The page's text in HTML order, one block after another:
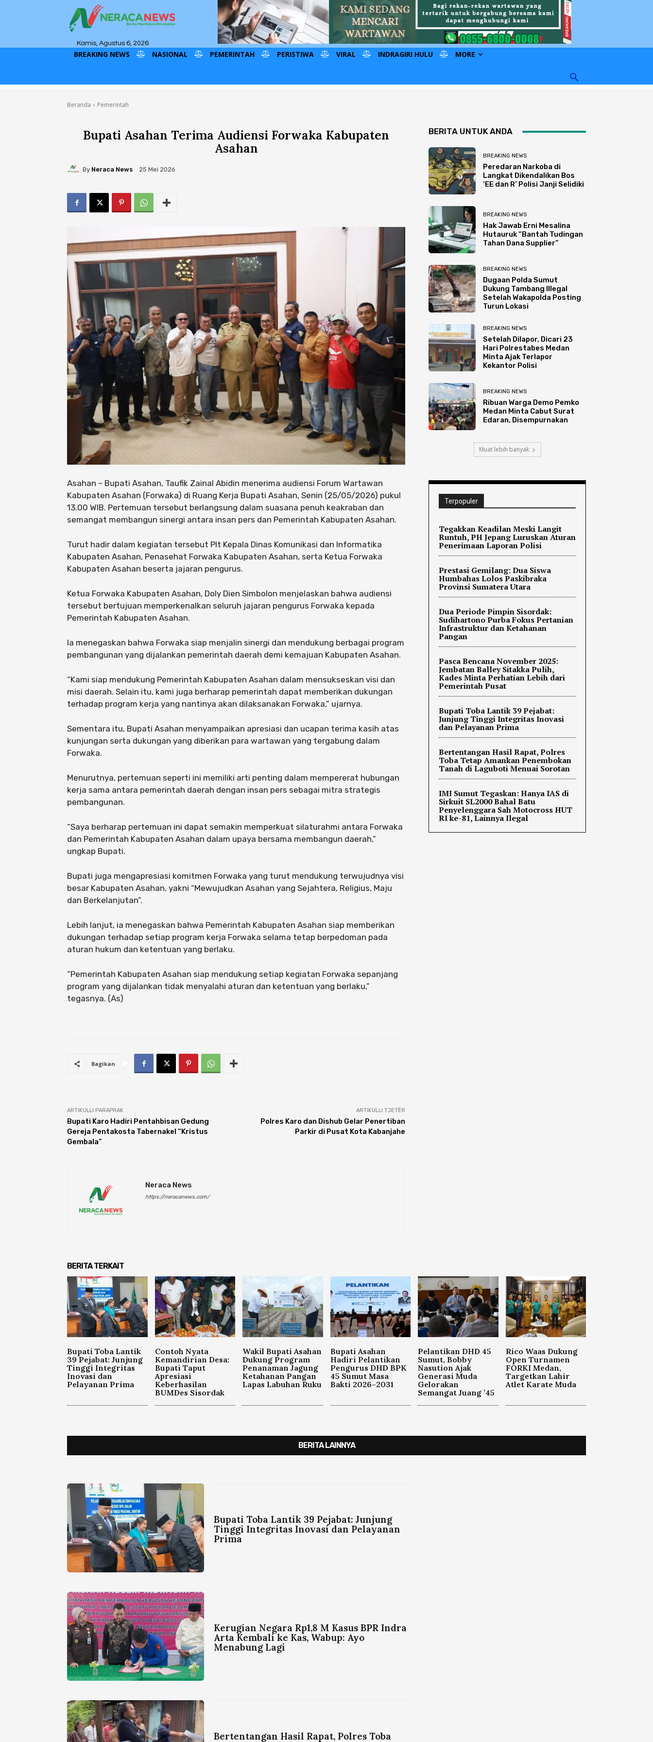
Kamis, Agustus 6, 2026
BREAKING NEWS NASIONAL PEMERINTAH PERISTIWA VIRAL INDRAGIRI HULU MORE
Beranda Pemerintah
Bupati Asahan Terima Audiensi Forwaka Kabupaten
Asahan
By Neraca News 25 Mei 2026
Asahan – Bupati Asahan, Taufik Zainal Abidin menerima audiensi Forum Wartawan
Kabupaten Asahan (Forwaka) di Ruang Kerja Bupati Asahan, Senin (25/05/2026) pukul
13.00 WIB. Pertemuan tersebut berlangsung dalam suasana penuh keakraban dan
semangat membangun sinergi antara insan pers dan Pemerintah Kabupaten Asahan.
Turut hadir dalam kegiatan tersebut Plt Kepala Dinas Komunikasi dan Informatika
Kabupaten Asahan, Penasehat Forwaka Kabupaten Asahan, serta Ketua Forwaka
Kabupaten Asahan beserta jajaran pengurus.
Ketua Forwaka Kabupaten Asahan, Doly Dien Simbolon menjelaskan bahwa audiensi
tersebut bertujuan memperkenalkan seluruh jajaran pengurus Forwaka kepada
Pemerintah Kabupaten Asahan.
Ia menegaskan bahwa Forwaka siap menjalin sinergi dan mendukung berbagai program
pembangunan yang dijalankan pemerintah daerah demi kemajuan Kabupaten Asahan.
“Kami siap mendukung Pemerintah Kabupaten Asahan dalam mensukseskan visi dan
misi daerah. Selain itu, kami juga berharap pemerintah dapat memberikan dukungan
terhadap program kerja yang nantinya akan dilaksanakan Forwaka,” ujarnya.
Sementara itu, Bupati Asahan menyampaikan apresiasi dan ucapan terima kasih atas
kunjungan serta dukungan yang diberikan para wartawan yang tergabung dalam
Forwaka.
Menurutnya, pertemuan seperti ini memiliki arti penting dalam mempererat hubungan
kerja sama antara pemerintah daerah dengan insan pers sebagai mitra strategis
pembangunan.
“Saya berharap pertemuan ini dapat semakin memperkuat silaturahmi antara Forwaka
dan Pemerintah Kabupaten Asahan dalam upaya bersama membangun daerah,”
ungkap Bupati.
Bupati juga mengapresiasi komitmen Forwaka yang turut mendukung terwujudnya visi
besar Kabupaten Asahan, yakni “Mewujudkan Asahan yang Sejahtera, Religius, Maju
dan Berkelanjutan”.
Lebih lanjut, ia menegaskan bahwa Pemerintah Kabupaten Asahan siap memberikan
dukungan terhadap setiap program kerja Forwaka selama tetap berpedoman pada
aturan hukum dan ketentuan yang berlaku.
“Pemerintah Kabupaten Asahan siap mendukung setiap kegiatan Forwaka sepanjang
program yang dijalankan tidak menyalahi aturan dan ketentuan yang berlaku,”
tegasnya. (As)
Bagikan
ARTIKULLI PARAPRAK
Bupati Karo Hadiri Pentahbisan Gedung
Gereja Pentakosta Tabernakel “Kristus
Gembala”
ARTIKULLI TJETËR
Polres Karo dan Dishub Gelar Penertiban
Parkir di Pusat Kota Kabanjahe
Neraca News
https://neracanews.com/
BERITA UNTUK ANDA
BREAKING NEWS
Peredaran Narkoba di
Langkat Dikendalikan Bos
‘EE dan R’ Polisi Janji Selidiki
BREAKING NEWS
Hak Jawab Erni Mesalina
Hutauruk “Bantah Tudingan
Tahan Dana Supplier”
BREAKING NEWS
Dugaan Polda Sumut
Dukung Tambang Illegal
Setelah Wakapolda Posting
Turun Lokasi
BREAKING NEWS
Setelah Dilapor, Dicari 23
Hari Polrestabes Medan
Minta Ajak Terlapor
Kekantor Polisi
BREAKING NEWS
Ribuan Warga Demo Pemko
Medan Minta Cabut Surat
Edaran, Disempurnakan
Muat lebih banyak
Terpopuler
Tegakkan Keadilan Meski Langit
Runtuh, PH Jepang Luruskan Aturan
Penerimaan Laporan Polisi
Prestasi Gemilang: Dua Siswa
Humbahas Lolos Paskibraka
Provinsi Sumatera Utara
Dua Periode Pimpin Sisordak:
Sudihartono Purba Fokus Pertanian
Infrastruktur dan Ketahanan
Pangan
Pasca Bencana November 2025:
Jembatan Balley Sitakka Pulih,
Kades Minta Perhatian Lebih dari
Pemerintah Pusat
Bupati Toba Lantik 39 Pejabat:
Junjung Tinggi Integritas Inovasi
dan Pelayanan Prima
Bertentangan Hasil Rapat, Polres
Toba Tetap Amankan Penembokan
Tanah di Laguboti Menuai Sorotan
IMI Sumut Tegaskan: Hanya IAS di
Sirkuit SL2000 Bahal Batu
Penyelenggara Sah Motocross HUT
RI ke-81, Lainnya Ilegal
BERITA TERKAIT
Bupati Toba Lantik
39 Pejabat: Junjung
Tinggi Integritas
Inovasi dan
Pelayanan Prima
Contoh Nyata
Kemandirian Desa:
Bupati Taput
Apresiasi
Keberhasilan
BUMDes Sisordak
Wakil Bupati Asahan
Dukung Program
Penanaman Jagung
Ketahanan Pangan
Lapas Labuhan Ruku
Bupati Asahan
Hadiri Pelantikan
Pengurus DHD BPK
45 Sumut Masa
Bakti 2026–2031
Pelantikan DHD 45
Sumut, Bobby
Nasution Ajak
Generasi Muda
Gelorakan
Semangat Juang ’45
Rico Waas Dukung
Open Turnamen
FORKI Medan,
Targetkan Lahir
Atlet Karate Muda
BERITA LAINNYA
Bupati Toba Lantik 39 Pejabat: Junjung
Tinggi Integritas Inovasi dan Pelayanan
Prima
Kerugian Negara Rp1,8 M Kasus BPR Indra
Arta Kembali ke Kas, Wabup: Ayo
Menabung Lagi
Bertentangan Hasil Rapat, Polres Toba